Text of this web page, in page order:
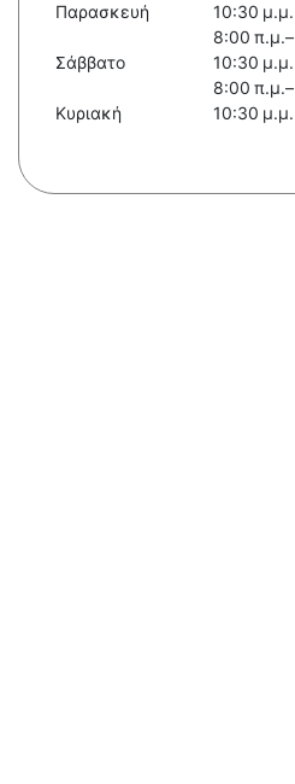
Παρασκευή
10:30 μ.μ.
Σάββατο
8:00 π.μ.–
10:30 μ.μ.
Κυριακή
8:00 π.μ.–
10:30 μ.μ.